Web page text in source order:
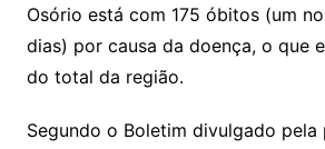
Osório está com 175 óbitos (um
dias) por causa da doença, o que
do total da região.
Segundo o Boletim divulgado pela